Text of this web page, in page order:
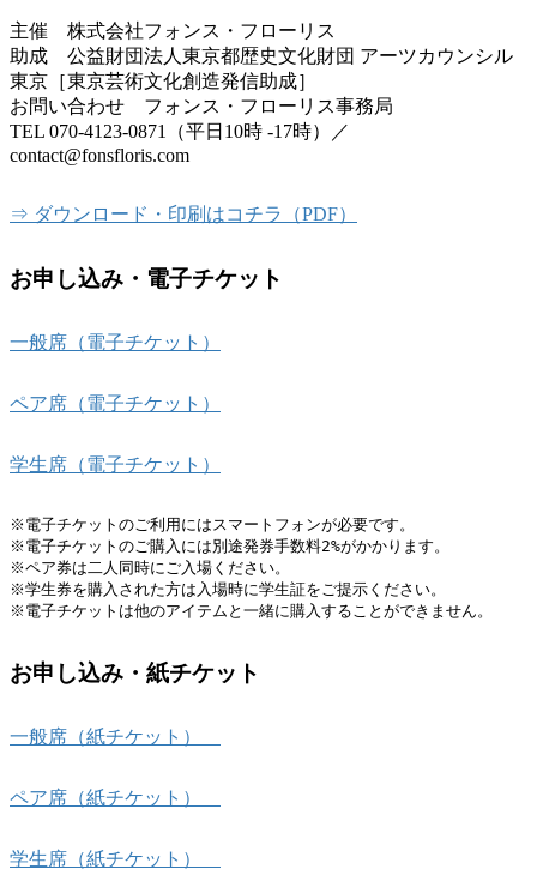
主催 株式会社フォンス・フローリス
助成 公益財団法人東京都歴史文化財団 アーツカウンシル
東京［東京芸術文化創造発信助成］
お問い合わせ フォンス・フローリス事務局
TEL 070-4123-0871（平日10時 -17時）／
contact@fonsfloris.com
⇒ ダウンロード・印刷はコチラ（PDF）
お申し込み・電子チケット
一般席（電子チケット）
ペア席（電子チケット）
学生席（電子チケット）
※電子チケットのご利用にはスマートフォンが必要です。
※電子チケットのご購入には別途発券手数料2%がかかります。
※ペア券は二人同時にご入場ください。
※学生券を購入された方は入場時に学生証をご提示ください。
※電子チケットは他のアイテムと一緒に購入することができません。
お申し込み・紙チケット
一般席（紙チケット）
ペア席（紙チケット）
学生席（紙チケット）